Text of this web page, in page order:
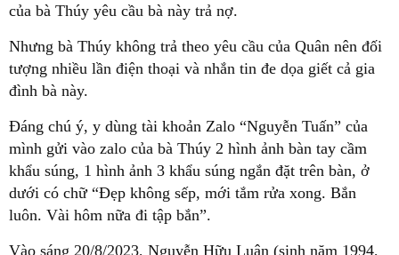
của bà Thúy yêu cầu bà này trả nợ.
Nhưng bà Thúy không trả theo yêu cầu của Quân nên đối
tượng nhiều lần điện thoại và nhắn tin đe dọa giết cả gia
đình bà này.
Đáng chú ý, y dùng tài khoản Zalo “Nguyễn Tuấn” của
mình gửi vào zalo của bà Thúy 2 hình ảnh bàn tay cầm
khẩu súng, 1 hình ảnh 3 khẩu súng ngắn đặt trên bàn, ở
dưới có chữ “Đẹp không sếp, mới tắm rửa xong. Bắn
luôn. Vài hôm nữa đi tập bắn”.
Vào sáng 20/8/2023, Nguyễn Hữu Luận (sinh năm 1994,